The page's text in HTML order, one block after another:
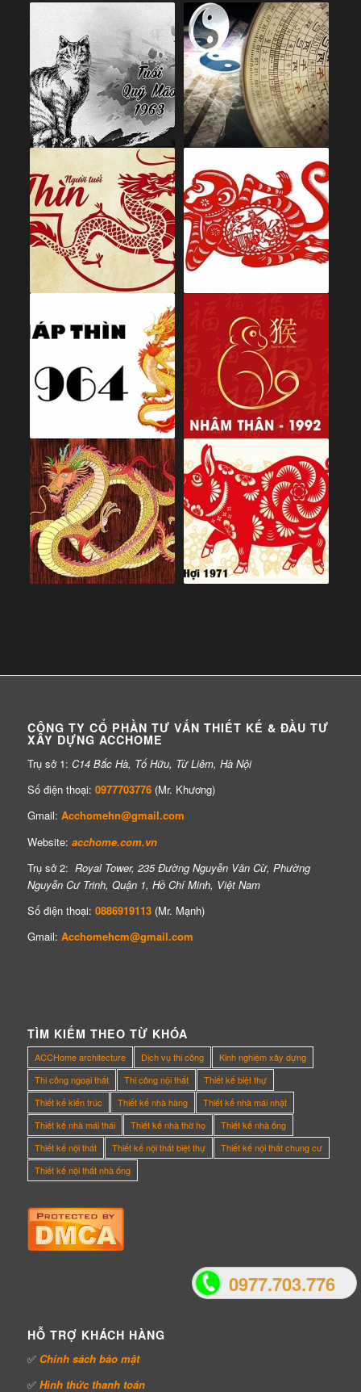
0977.703.776
CÔNG TY CỔ PHẦN TƯ VẤN THIẾT KẾ & ĐẦU TƯ
XÂY DỰNG ACCHOME
Trụ sở 1: C14 Bắc Hà, Tố Hữu, Từ Liêm, Hà Nội
Số điện thoại: 0977703776(Mr. Khương)
Gmail: Acchomehn@gmail.com
Website: acchome.com.vn
Trụ sở 2: Royal Tower, 235 Đường Nguyễn Văn Cừ, Phường
Nguyễn Cư Trinh, Quận 1, Hồ Chí Minh, Việt Nam
Số điện thoại: 0886919113(Mr. Mạnh)
Gmail: Acchomehcm@gmail.com
TÌM KIẾM THEO TỪ KHÓA
ACCHome architecture Dịch vụ thi công
Kinh nghiệm xây dựng
Thi công ngoại thất
Thi công nội thất
Thiết kế biệt thự
Thiết kế kiến trúc
Thiết kế nhà hàng
Thiết kế nhà mái nhật
Thiết kế nhà mái thái
Thiết kế nhà thờ họ
Thiết kế nhà ống
Thiết kế nội thất
Thiết kế nội thất biệt thự
Thiết kế nội thất chung cư
Thiết kế nội thất nhà ống
HỖ TRỢ KHÁCH HÀNG
✅ Chính sách bảo mật
✅ Hình thức thanh toán